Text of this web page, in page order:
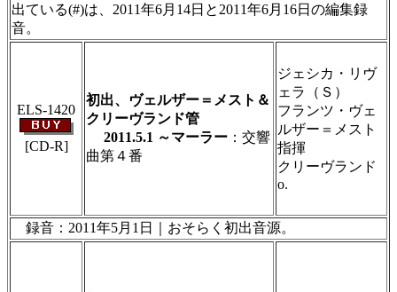
出ている(#)は、2011年6月14日と2011年6月16日の編集録
音。
ELS-1420
[CD-R]
初出、ヴェルザー＝メスト＆
クリーヴランド管
2011.5.1 ～マーラー ：交響
曲第４番
ジェシカ・リヴ
ェラ（Ｓ）
フランツ・ヴェ
ルザー＝メスト
指揮
クリーヴランド
o.
録音：2011年5月1日｜おそらく初出音源。